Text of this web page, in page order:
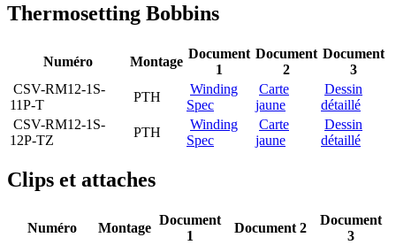
Thermosetting Bobbins
Numéro Montage
Document
1
Document
2
Document
3
CSV-RM12-1S-
11P-T
PTH
Winding
Spec
Carte
jaune
Dessin
détaillé
CSV-RM12-1S-
12P-TZ
PTH
Winding
Spec
Carte
jaune
Dessin
détaillé
Clips et attaches
Numéro Montage
Document
1
Document 2
Document
3